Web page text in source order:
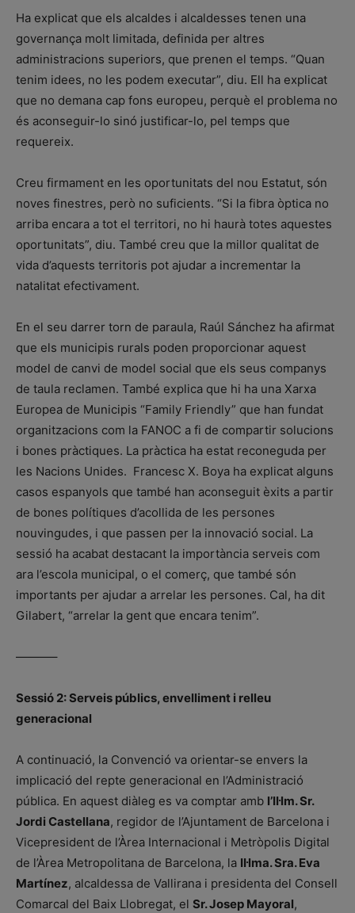
Ha explicat que els alcaldes i alcaldesses tenen una
governança molt limitada, definida per altres
administracions superiors, que prenen el temps. “Quan
tenim idees, no les podem executar”, diu. Ell ha explicat
que no demana cap fons europeu, perquè el problema no
és aconseguir-lo sinó justificar-lo, pel temps que
requereix.
Creu firmament en les oportunitats del nou Estatut, són
noves finestres, però no suficients. “Si la fibra òptica no
arriba encara a tot el territori, no hi haurà totes aquestes
oportunitats”, diu. També creu que la millor qualitat de
vida d’aquests territoris pot ajudar a incrementar la
natalitat efectivament.
En el seu darrer torn de paraula, Raúl Sánchez ha afirmat
que els municipis rurals poden proporcionar aquest
model de canvi de model social que els seus companys
de taula reclamen. També explica que hi ha una Xarxa
Europea de Municipis “Family Friendly” que han fundat
organitzacions com la FANOC a fi de compartir solucions
i bones pràctiques. La pràctica ha estat reconeguda per
les Nacions Unides. Francesc X. Boya ha explicat alguns
casos espanyols que també han aconseguit èxits a partir
de bones polítiques d’acollida de les persones
nouvingudes, i que passen per la innovació social. La
sessió ha acabat destacant la importància serveis com
ara l’escola municipal, o el comerç, que també són
importants per ajudar a arrelar les persones. Cal, ha dit
Gilabert, “arrelar la gent que encara tenim”.
———–
Sessió 2: Serveis públics, envelliment i relleu
generacional
A continuació, la Convenció va orientar-se envers la
implicació del repte generacional en l’Administració
pública. En aquest diàleg es va comptar amb l’Il·lm. Sr.
Jordi Castellana, regidor de l’Ajuntament de Barcelona i
Vicepresident de l’Àrea Internacional i Metròpolis Digital
de l’Àrea Metropolitana de Barcelona, la Il·lma. Sra. Eva
Martínez, alcaldessa de Vallirana i presidenta del Consell
Comarcal del Baix Llobregat, el Sr. Josep Mayoral,